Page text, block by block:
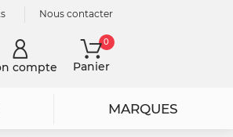
Nous contacter
compte Panier
0
MARQUES